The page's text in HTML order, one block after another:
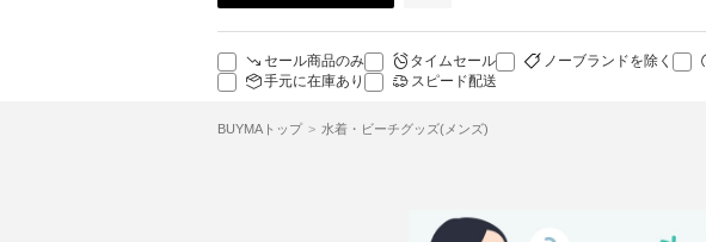
セール商品のみ タイムセール ノーブランドを除く
手元に在庫あり
スピード配送
BUYMAトップ 水着・ビーチグッズ(メンズ)